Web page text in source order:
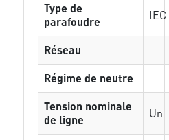
Type de
parafoudre
IEC
Réseau
Régime de neutre
Tension nominale
de ligne
Un